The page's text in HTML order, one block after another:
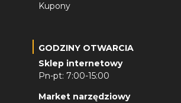
Kupony
GODZINY OTWARCIA
Sklep internetowy
Pn-pt: 7:00-15:00
Market narzędziowy